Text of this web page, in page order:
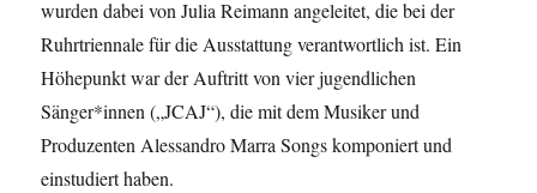
wurden dabei von Julia Reimann angeleitet, die bei der
Ruhrtriennale für die Ausstattung verantwortlich ist. Ein
Höhepunkt war der Auftritt von vier jugendlichen
Sänger*innen („JCAJ“), die mit dem Musiker und
Produzenten Alessandro Marra Songs komponiert und
einstudiert haben.